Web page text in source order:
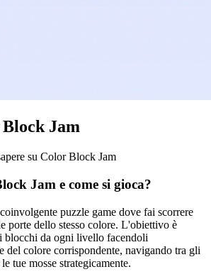
Jam
su Color Block Jam
Jam e come si gioca?
puzzle game dove fai scorrere
porte dello stesso colore. L'obiettivo è
blocchi da ogni livello facendoli
del colore corrispondente, navigando tra gli
tue mosse strategicamente.